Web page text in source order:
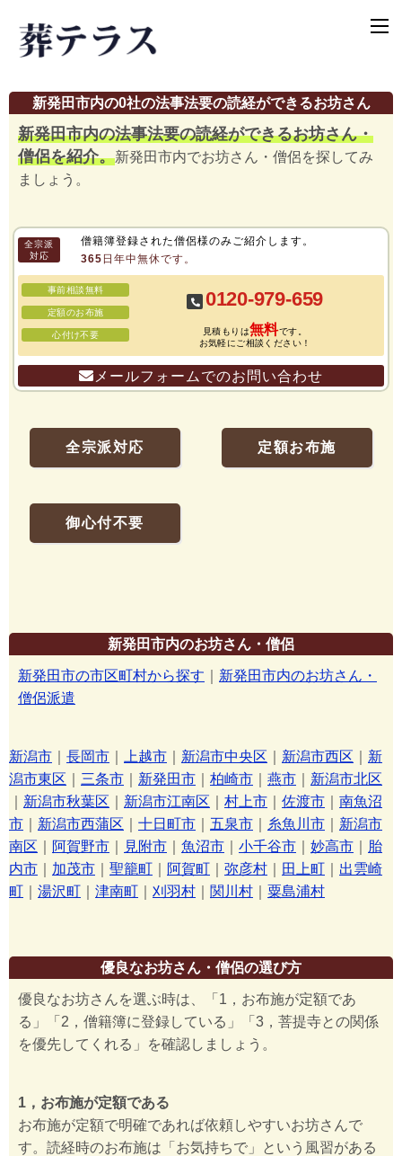
新発田市内の0社の法事法要の読経ができるお坊さん
新発田市内の法事法要の読経ができるお坊さん・
僧侶を紹介。新発田市内でお坊さん・僧侶を探してみ
ましょう。
全宗派
対応
僧籍簿登録された僧侶様のみご紹介します。
365日年中無休です。
事前相談無料
定額のお布施
心付け不要
0120-979-659
見積もりは無料です。
お気軽にご相談ください！
メールフォームでのお問い合わせ
全宗派対応 定額お布施
御心付不要
新発田市内のお坊さん・僧侶
新発田市の市区町村から探す
新発田市内のお坊さん・
僧侶派遣
新潟市 長岡市 上越市 新潟市中央区 新潟市西区
新
潟市東区
三条市 新発田市 柏崎市 燕市
新潟市北区
新潟市秋葉区 新潟市江南区 村上市 佐渡市
南魚沼
市
新潟市西蒲区 十日町市 五泉市 糸魚川市
新潟市
南区
阿賀野市 見附市 魚沼市 小千谷市 妙高市
胎
内市
加茂市 聖籠町 阿賀町 弥彦村 田上町
出雲崎
町
湯沢町 津南町 刈羽村 関川村 粟島浦村
優良なお坊さん・僧侶の選び方
優良なお坊さんを選ぶ時は、「1，お布施が定額であ
る」「2，僧籍簿に登録している」「3，菩提寺との関係
を優先してくれる」を確認しましょう。
1，お布施が定額である
お布施が定額で明確であれば依頼しやすいお坊さんで
す。読経時のお布施は「お気持ちで」という風習がある